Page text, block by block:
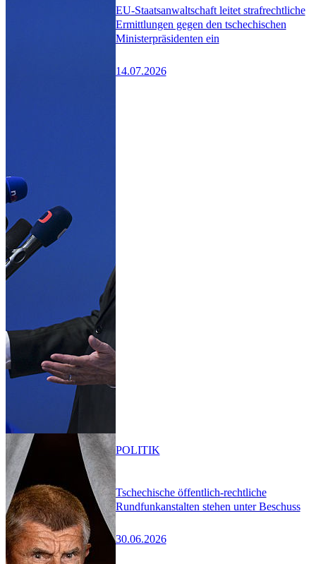
EU-Staatsanwaltschaft leitet strafrechtliche
Ermittlungen gegen den tschechischen
Ministerpräsidenten ein
14.07.2026
Tschechische öffentlich-rechtliche
Rundfunkanstalten stehen unter Beschuss
30.06.2026
POLITIK